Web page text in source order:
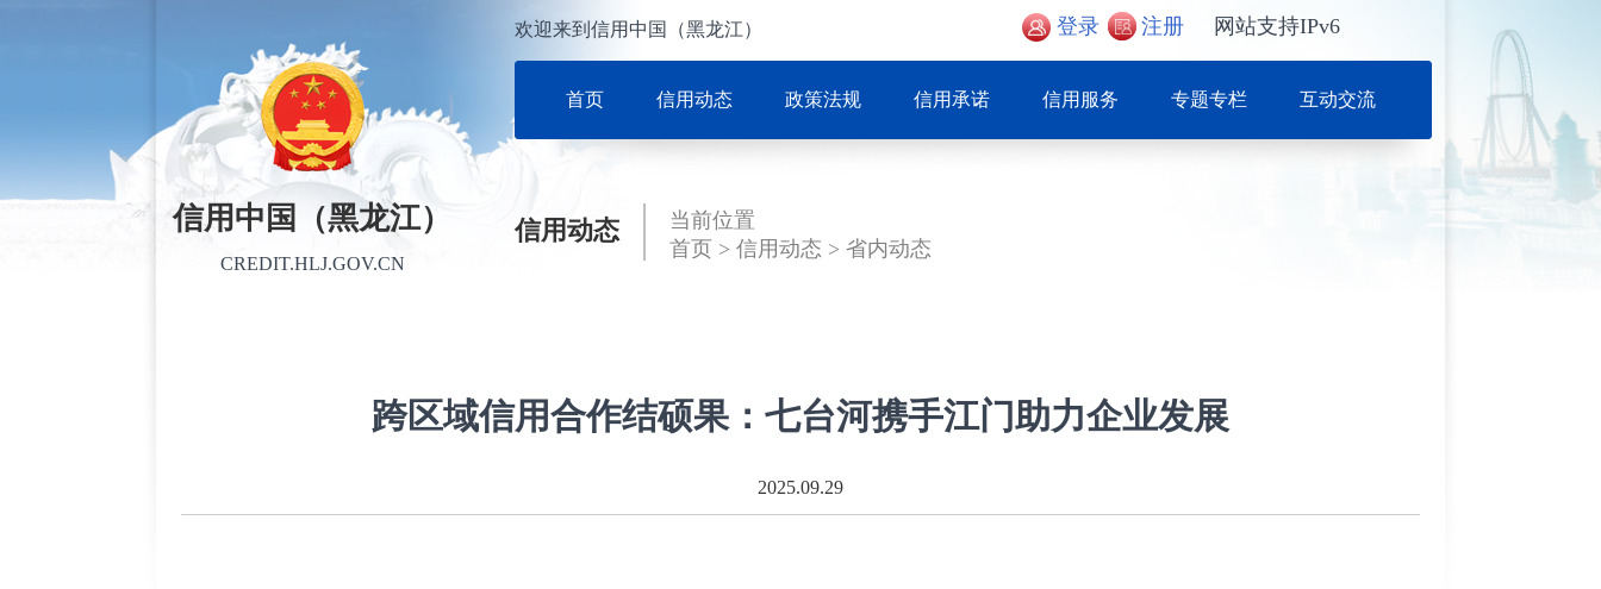
登录 注册 网站支持IPv6
信用中国（黑龙江）
CREDIT.HLJ.GOV.CN
欢迎来到信用中国（黑龙江）
首页 信用动态 政策法规 信用承诺 信用服务 专题专栏 互动交流
信用动态
当前位置
首页 > 信用动态 > 省内动态
跨区域信用合作结硕果：七台河携手江门助力企业发展
2025.09.29